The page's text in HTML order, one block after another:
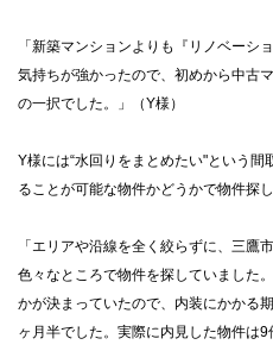
「新築マンションよりも『リノベーシ
気持ちが強かったので、初めから中古
の一択でした。」（Y様）
Y様には“水回りをまとめたい"という
ることが可能な物件かどうかで物件探
「エリアや沿線を全く絞らずに、三鷹
色々なところで物件を探していました
かが決まっていたので、内装にかかる
ヶ月半でした。実際に内見した物件は